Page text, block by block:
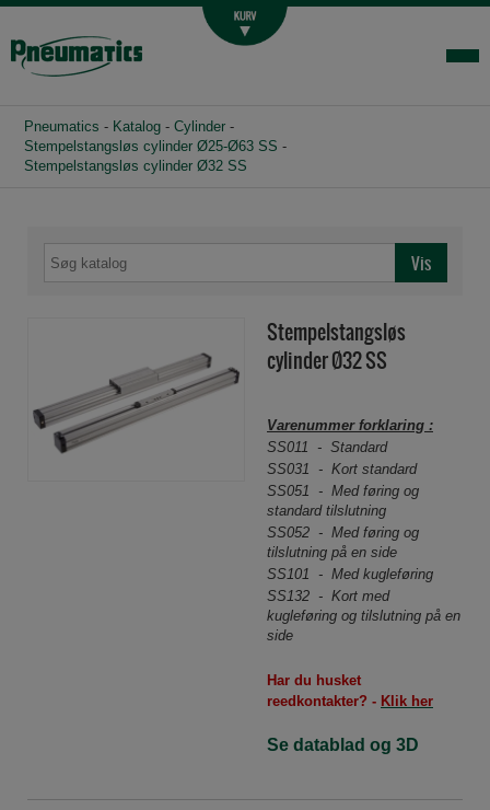
Fittings og slange
Handelsbetingelser
Kontakt
Pneumatics - Katalog - Cylinder -
Stempelstangsløs cylinder Ø25-Ø63 SS -
Stempelstangsløs cylinder Ø32 SS
Stempelstangsløs
cylinder Ø32 SS
Varenummer forklaring :
SS011 - Standard
SS031 - Kort standard
SS051 - Med føring og
standard tilslutning
SS052 - Med føring og
tilslutning på en side
SS101 - Med kugleføring
SS132 - Kort med
kugleføring og tilslutning på en
side
Har du husket
reedkontakter? - Klik her
Se datablad og 3D